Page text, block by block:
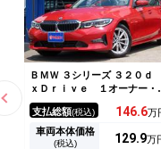
ＢＭＷ ３シリーズ ３２０ｄ
ｘＤｒｉｖｅ １オーナー・
ラスパッケージ・ＡＣＣ・純正
ＨＤＤナビ・バックカメラ・
ａｒＰｌａｙ・ドライビングア
シスト・コンフォートアクセ
支払総額(税込) 146.6万
車両本体価格
(税込) 129.9万